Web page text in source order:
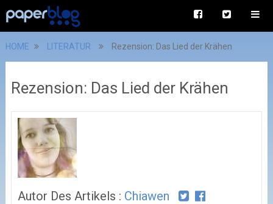
HOME LITERATUR Rezension: Das Lied der Krähen
Rezension: Das Lied der Krähen
Autor Des Artikels : Chiawen